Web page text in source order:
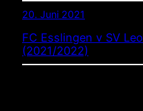
20. Juni 2021
FC Esslingen v SV
(2021/2022)